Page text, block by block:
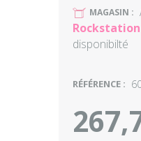
U MAGASIN :
Rockstation
disponibilté
RÉFÉRENCE :